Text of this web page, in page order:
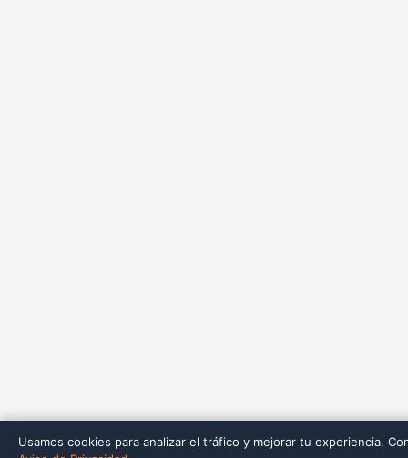
Usamos cookies para analizar el tráfico y mejorar tu experiencia.